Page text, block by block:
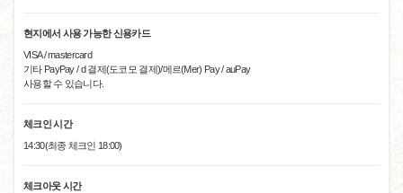
현지에서 사용 가능한 신용카드
VISA / mastercard
기타 PayPay / d 결제(도코모 결제)/메르(Mer) Pay / auPay
사용할 수 있습니다.
체크인 시간
14:30(최종 체크인 18:00)
체크아웃 시간